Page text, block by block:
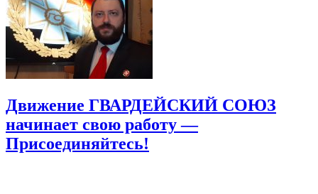
Движение ГВАРДЕЙСКИЙ СОЮЗ
начинает свою работу —
Присоединяйтесь!